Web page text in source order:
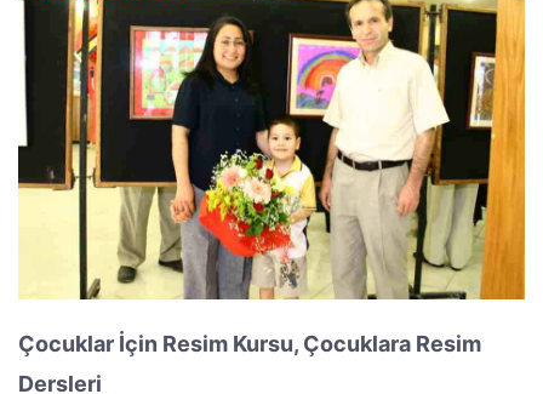
Çocuklar İçin Resim Kursu, Çocuklara Resim
Dersleri